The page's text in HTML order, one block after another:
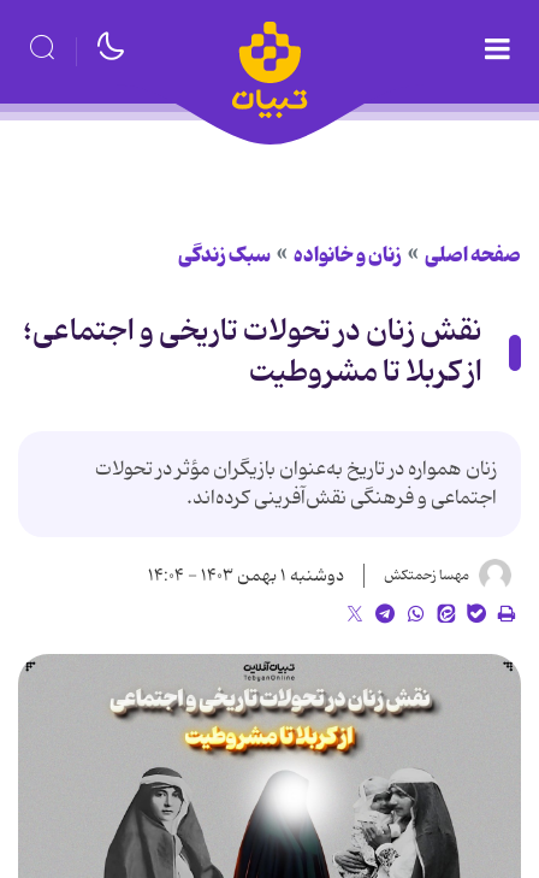
صفحه اصلی زنان و خانواده سبک زندگی
نقش زنان در تحولات تاریخی و اجتماعی؛
از کربلا تا مشروطیت
زنان همواره در تاریخ به‌عنوان بازیگران مؤثر در تحولات
اجتماعی و فرهنگی نقش‌آفرینی کرده‌اند.
مهسا زحمتکش دوشنبه ۱ بهمن ۱۴۰۳ - ۱۴:۰۴